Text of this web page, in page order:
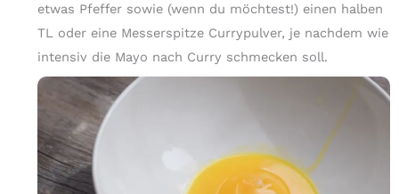
etwas Pfeffer sowie (wenn du möchtest!) einen halben
TL oder eine Messerspitze Currypulver, je nachdem wie
intensiv die Mayo nach Curry schmecken soll.